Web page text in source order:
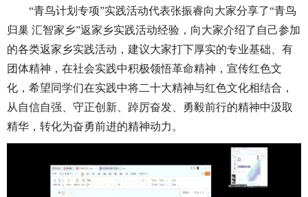
“青鸟计划专项”实践活动代表张振睿向大家分享了“青鸟
归巢 汇智家乡”返家乡实践活动经验，向大家介绍了自己参加
的各类返家乡实践活动，建议大家打下厚实的专业基础、有
团体精神，在社会实践中积极领悟革命精神，宣传红色文
化，希望同学们在实践中将二十大精神与红色文化相结合，
从自信自强、守正创新、踔厉奋发、勇毅前行的精神中汲取
精华，转化为奋勇前进的精神动力。